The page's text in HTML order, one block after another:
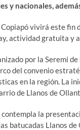
y nacionales,
Copiapó vivirá este fin
actividad gratuita y
por la Seremi
del convenio
en la región. La
de Llanos de
la
batucadas Llanos